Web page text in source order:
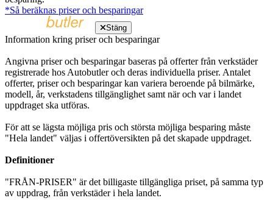
*Så beräknas priser och besparingar
Stäng
Information kring priser och besparingar
Angivna priser och besparingar baseras på offerter från verkstäder
registrerade hos Autobutler och deras individuella priser. Antalet
offerter, priser och besparingar kan variera beroende på bilmärke,
modell, år, verkstadens tillgänglighet samt när och var i landet
uppdraget ska utföras.
För att se lägsta möjliga pris och största möjliga besparing måste
"Hela landet" väljas i offertöversikten på det skapade uppdraget.
Definitioner
"FRÅN-PRISER" är det billigaste tillgängliga priset, på samma typ
av uppdrag, från verkstäder i hela landet.